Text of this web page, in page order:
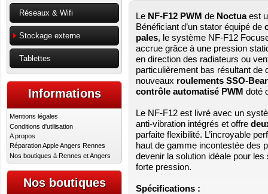
Réseaux & Wifi
Stockage externe
Tablettes
Informations
Mentions légales
Conditions d'utilisation
A propos
Réparation Apple Angers Rennes
Nos boutiques à Rennes et Angers
Nos boutiques
Le NF-F12 PWM de Noctuaest
Bénéficiant d’un stator équipé de
pales, le système NF-F12
accrue grâce à une pression
en direction des radiateurs ou
particulièrement bas résultant
nouveaux roulements SSO-
contrôle automatisé PWM doté
Le NF-F12 est livré avec un
anti-vibration intégrés et offre
parfaite flexibilité. L’incroyable
haut de gamme incontestée des
devenir la solution idéale pour
forte pression.
Spécifications :